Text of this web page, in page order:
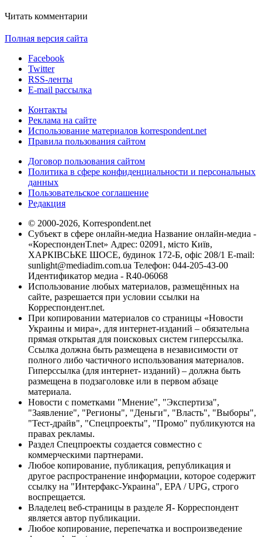
Читать комментарии
Полная версия сайта
Facebook
Twitter
RSS-ленты
E-mail рассылка
Контакты
Реклама на сайте
Использование материалов korrespondent.net
Правила пользования сайтом
Договор пользования сайтом
Политика в сфере конфиденциальности и персональных
данных
Пользовательское соглашение
Редакция
© 2000-2026, Korrespondent.net
Субъект в сфере онлайн-медиа Название онлайн-медиа -
«КореспонденТ.net» Адрес: 02091, місто Київ,
ХАРКІВСЬКЕ ШОСЕ, будинок 172-Б, офіс 208/1 E-mail:
sunlight@mediadim.com.ua Телефон: 044-205-43-00
Идентификатор медиа - R40-06068
Использование любых материалов, размещённых на
сайте, разрешается при условии ссылки на
Корреспондент.net.
При копировании материалов со страницы «Новости
Украины и мира», для интернет-изданий – обязательна
прямая открытая для поисковых систем гиперссылка.
Ссылка должна быть размещена в независимости от
полного либо частичного использования материалов.
Гиперссылка (для интернет- изданий) – должна быть
размещена в подзаголовке или в первом абзаце
материала.
Новости с пометками "Мнение", "Экспертиза",
"Заявление", "Регионы", "Деньги", "Власть", "Выборы",
"Тест-драйв", "Спецпроекты", "Промо" публикуются на
правах рекламы.
Раздел Спецпроекты создается совместно с
коммерческими партнерами.
Любое копирование, публикация, републикация и
другое распространение информации, которое содержит
ссылку на "Интерфакс-Украина", EPA / UPG, строго
воспрещается.
Владелец веб-страницы в разделе Я- Корреспондент
является автор публикации.
Любое копирование, перепечатка и воспроизведение